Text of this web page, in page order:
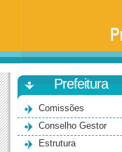
Universidade
São
Paulo
-
BauruPrefeitura
Comissões
Conselho Gestor
Estrutura